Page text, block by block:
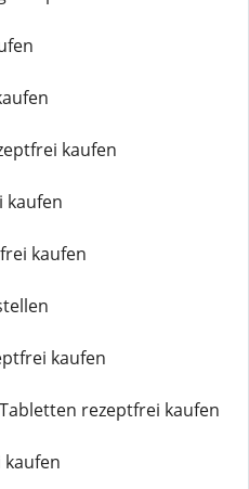
kaufen
kaufen
kaufen
kaufen
rezeptfrei kaufen